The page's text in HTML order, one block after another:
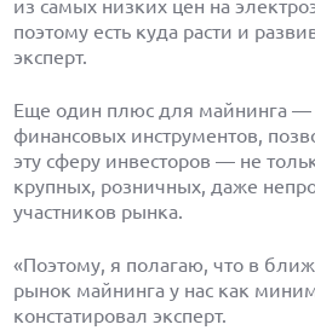
из самых низких цен на
поэтому есть куда расти и
эксперт.
Еще один плюс для майнинга —
финансовых инструментов,
эту сферу инвесторов — не
крупных, розничных, даже
участников рынка.
«Поэтому, я полагаю, что в
рынок майнинга у нас как
констатировал эксперт.